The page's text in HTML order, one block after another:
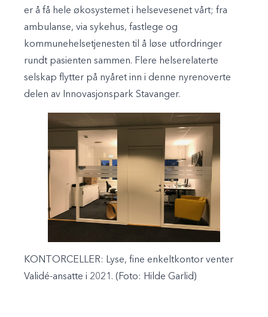
er å få hele økosystemet i helsevesenet vårt; fra
ambulanse, via sykehus, fastlege og
kommunehelsetjenesten til å løse utfordringer
rundt pasienten sammen. Flere helserelaterte
selskap flytter på nyåret inn i denne nyrenoverte
delen av Innovasjonspark Stavanger.
KONTORCELLER: Lyse, fine enkeltkontor venter
Validé-ansatte i 2021. (Foto: Hilde Garlid)